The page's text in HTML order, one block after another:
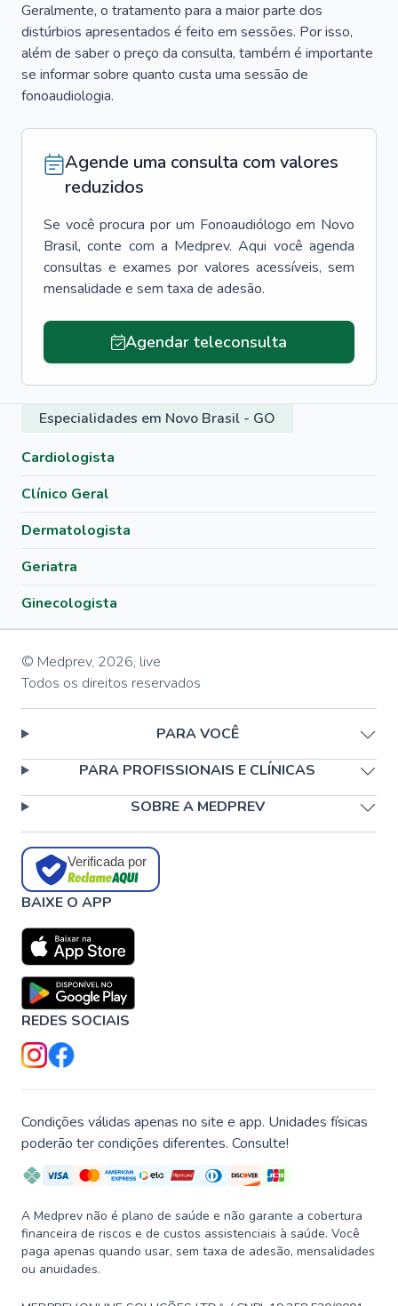
Geralmente, o tratamento para a maior parte dos
distúrbios apresentados é feito em sessões. Por isso,
além de saber o preço da consulta, também é importante
se informar sobre quanto custa uma sessão de
fonoaudiologia.
Agende uma consulta com valores
reduzidos
Se você procura por um Fonoaudiólogo em Novo
Brasil, conte com a Medprev. Aqui você agenda
consultas e exames por valores acessíveis, sem
mensalidade e sem taxa de adesão.
Agendar teleconsulta
Especialidades em Novo Brasil - GO
Cardiologista
Clínico Geral
Dermatologista
Geriatra
Ginecologista
© Medprev, 2026, live
Todos os direitos reservados
PARA VOCÊ
PARA PROFISSIONAIS E CLÍNICAS
SOBRE A MEDPREV
Verificada por
BAIXE O APP
REDES SOCIAIS
Condições válidas apenas no site e app. Unidades físicas
poderão ter condições diferentes. Consulte!
A Medprev não é plano de saúde e não garante a cobertura
financeira de riscos e de custos assistenciais à saúde. Você
paga apenas quando usar, sem taxa de adesão, mensalidades
ou anuidades.